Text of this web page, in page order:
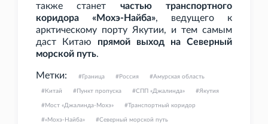
также станет частью транспортного
коридора «Мохэ-Найба», ведущего к
арктическому порту Якутии, и тем самым
даст Китаю прямой выход на Северный
морской путь.
Метки: Граница Россия Амурская область
Китай Пункт пропуска СПП «Джалинда» Якутия
Мост «Джалинда-Мохэ» Транспортный коридор
«Мохэ-Найба» Северный морской путь